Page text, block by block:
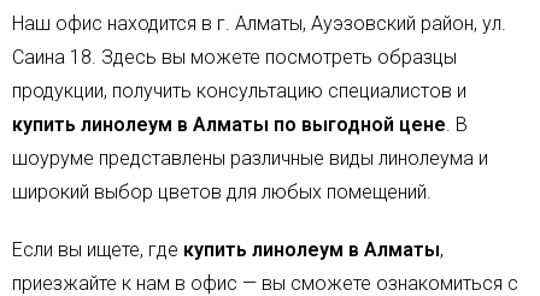
Наш офис находится в г. Алматы, Ауэзовский район, ул.
Саина 18. Здесь вы можете посмотреть образцы
продукции, получить консультацию специалистов и
купить линолеум в Алматы по выгодной цене. В
шоуруме представлены различные виды линолеума и
широкий выбор цветов для любых помещений.
Если вы ищете, где купить линолеум в Алматы,
приезжайте к нам в офис — вы сможете ознакомиться с